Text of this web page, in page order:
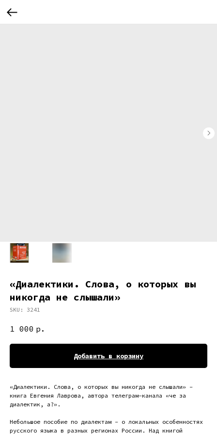
«Диалектики. Слова, о которых вы
никогда не слышали»
SKU: 3241
1 000 р.
Добавить в корзину
«Диалектики. Слова, о которых вы никогда не слышали» –
книга Евгения Лаврова, автора телеграм-канала «че за
диалектик, а?».
Небольшое пособие по диалектам – о локальных особенностях
русского языка в разных регионах России. Над книгой